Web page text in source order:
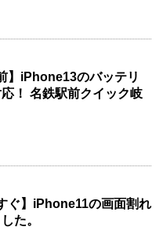
】iPhone13のバッテリ
！ 名鉄駅前クイック岐
ぐ】iPhone11の画面割れ
た。